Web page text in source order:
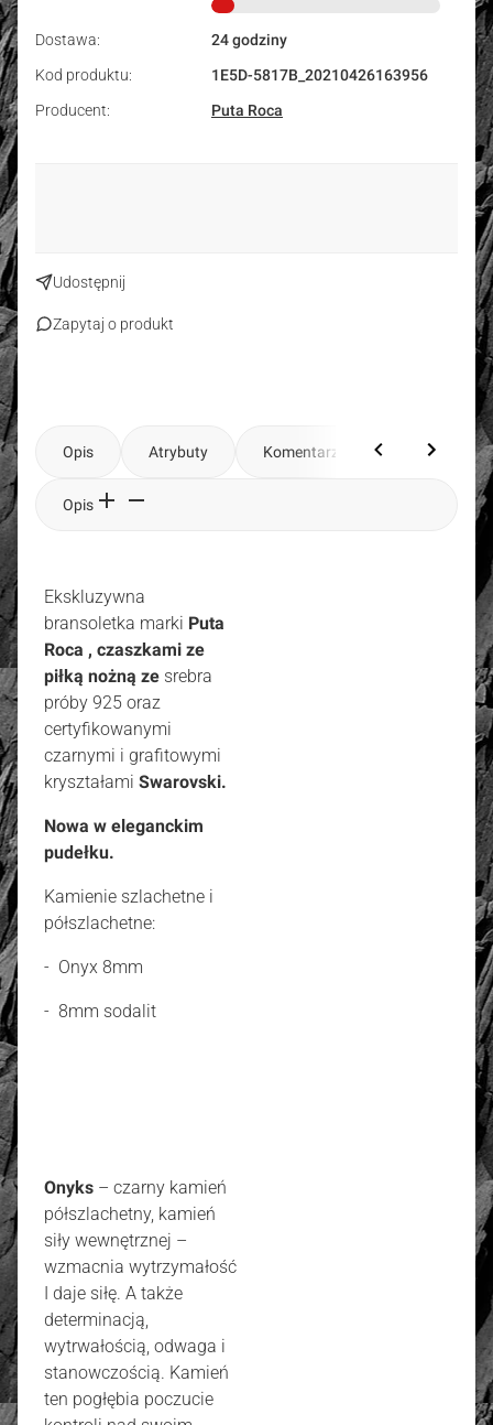
Dostawa:
24 godziny
Kod produktu:
1E5D-5817B_20210426163956
Producent:
Puta Roca
Udostępnij
Zapytaj o produkt
Opis Atrybuty Komentarze
Opis
Ekskluzywna
bransoletka marki Puta
Roca , czaszkami ze
piłką nożną ze srebra
próby 925 oraz
certyfikowanymi
czarnymi i grafitowymi
kryształami Swarovski.
Nowa w eleganckim
pudełku.
Kamienie szlachetne i
półszlachetne:
- Onyx 8mm
- 8mm sodalit
Onyks – czarny kamień
półszlachetny, kamień
siły wewnętrznej –
wzmacnia wytrzymałość
I daje siłę. A także
determinacją,
wytrwałością, odwaga i
stanowczością. Kamień
ten pogłębia poczucie